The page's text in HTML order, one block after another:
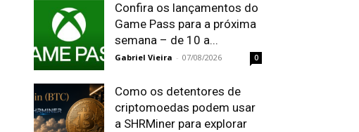
Confira os lançamentos do
Game Pass para a próxima
semana – de 10 a...
Gabriel Vieira - 07/08/2026 0
Como os detentores de
criptomoedas podem usar
a SHRMiner para explorar